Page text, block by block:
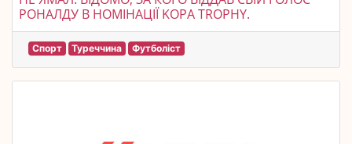
РОНАЛДУ В НОМІНАЦІЇ KOPA TROPHY.
Спорт Туреччина Футболіст